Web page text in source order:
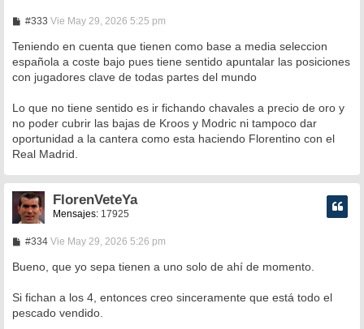
#333M
n
s
a
j
Vie May 29, 2026 5:25 pm
Teniendo en cuenta que tienen como base a media seleccion
española a coste bajo pues tiene sentido apuntalar las posiciones
con jugadores clave de todas partes del mundo
Lo que no tiene sentido es ir fichando chavales a precio de oro y
no poder cubrir las bajas de Kroos y Modric ni tampoco dar
oportunidad a la cantera como esta haciendo Florentino con el
Real Madrid.
FlorenVeteYa
Mensajes: 17925
#334M
s
j
e
Vie May 29, 2026 5:26 pm
Bueno, que yo sepa tienen a uno solo de ahí de momento.
Si fichan a los 4, entonces creo sinceramente que está todo el
pescado vendido.